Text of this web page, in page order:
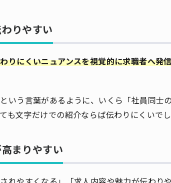
りやすい
りにくいニュアンスを視覚的に求職者へ発
という言葉があるように、いくら「社員同士
も文字だけでの紹介ならば伝わりにくいでし
まりやすい
れやすくなる」「求人内容や魅力が伝わり